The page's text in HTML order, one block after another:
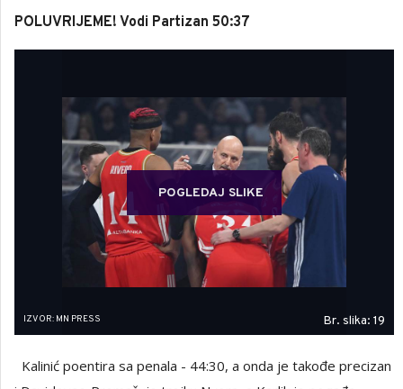
POLUVRIJEME! Vodi Partizan 50:37
POGLEDAJ SLIKE
IZVOR: MN PRESS Br. slika: 19
Kalinić poentira sa penala - 44:30, a onda je takođe precizan